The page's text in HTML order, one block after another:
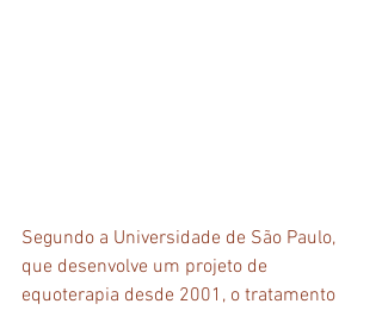
Segundo a Universidade de São Paulo,
que desenvolve um projeto de
equoterapia desde 2001, o tratamento